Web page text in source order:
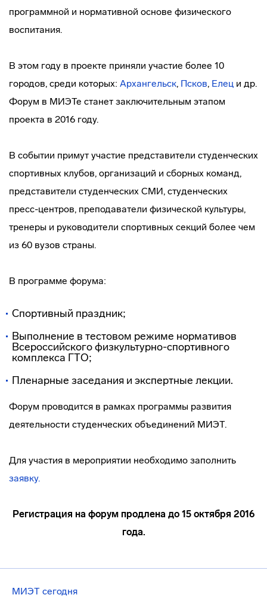
программной и нормативной основе физического
воспитания.
В этом году в проекте приняли участие более 10
городов, среди которых: Архангельск, Псков, Елец и др.
Форум в МИЭТе станет заключительным этапом
проекта в 2016 году.
В событии примут участие представители студенческих
спортивных клубов, организаций и сборных команд,
представители студенческих СМИ, студенческих
пресс-центров, преподаватели физической культуры,
тренеры и руководители спортивных секций более чем
из 60 вузов страны.
В программе форума:
Спортивный праздник;
Выполнение в тестовом режиме нормативов
Всероссийскогофизкультурно-спортивного
комплекса ГТО;
Пленарные заседания и экспертные лекции.
Форум проводится в рамках программы развития
деятельности студенческих объединений МИЭТ.
Для участия в мероприятии необходимо заполнить
заявку.
Регистрация на форум продлена до 15 октября 2016
года.
МИЭТ сегодня